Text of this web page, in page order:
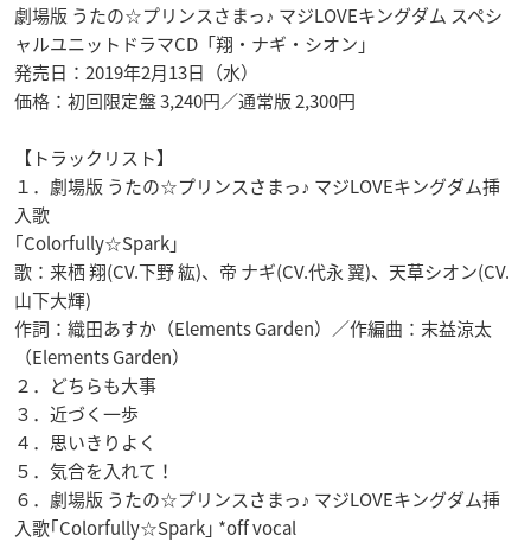
劇場版 うたの☆プリンスさまっ♪ マジLOVEキングダム スペシ
ャルユニットドラマCD「翔・ナギ・シオン」
発売日：2019年2月13日（水）
価格：初回限定盤 3,240円／通常版 2,300円
【トラックリスト】
１．劇場版 うたの☆プリンスさまっ♪ マジLOVEキングダム挿
入歌
｢Colorfully☆Spark｣
歌：来栖 翔(CV.下野 紘)、帝 ナギ(CV.代永 翼)、天草シオン(CV.
山下大輝)
作詞：織田あすか（Elements Garden）／作編曲：末益涼太
（Elements Garden）
２．どちらも大事
３．近づく一歩
４．思いきりよく
５．気合を入れて！
６．劇場版 うたの☆プリンスさまっ♪ マジLOVEキングダム挿
入歌｢Colorfully☆Spark｣ *off vocal